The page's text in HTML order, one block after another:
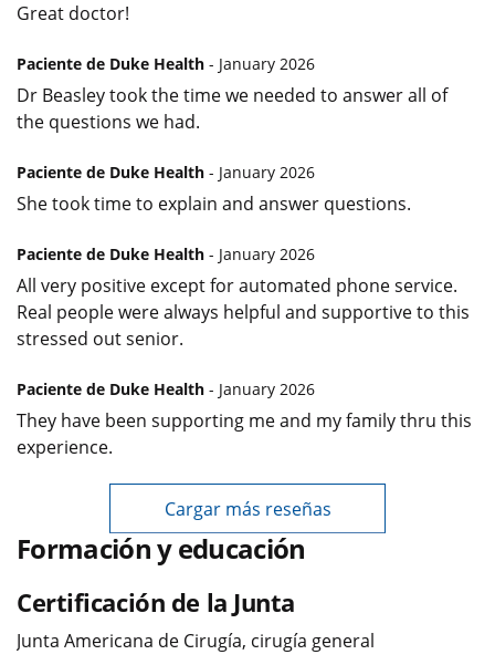
Great doctor!
Paciente de Duke Health - January 2026
Dr Beasley took the time we needed to answer all of
the questions we had.
Paciente de Duke Health - January 2026
She took time to explain and answer questions.
Paciente de Duke Health - January 2026
All very positive except for automated phone service.
Real people were always helpful and supportive to this
stressed out senior.
Paciente de Duke Health - January 2026
They have been supporting me and my family thru this
experience.
Cargar más reseñas
Formación y educación
Certificación de la Junta
Junta Americana de Cirugía, cirugía general